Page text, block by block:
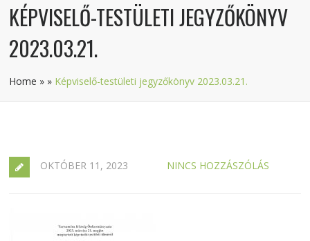
KÉPVISELŐ-TESTÜLETI JEGYZŐKÖNYV
2023.03.21.
Home » » Képviselő-testületi jegyzőkönyv 2023.03.21.
OKTÓBER 11, 2023 NINCS HOZZÁSZÓLÁS